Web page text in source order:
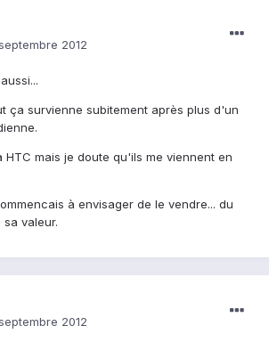
2012
ça survienne subitement après plus d'un
HTC mais je doute qu'ils me viennent en
à envisager de le vendre... du
valeur.
2012